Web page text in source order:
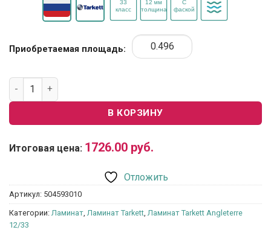
Приобретаемая площадь:
Количество товара Ламинат Tarkett Angleterre 12/33
В КОРЗИНУ
Итоговая цена: 1726.00 руб.
Отложить
Артикул: 504593010
Категории: Ламинат Ламинат Tarkett Ламинат Tarkett Angleterre
12/33